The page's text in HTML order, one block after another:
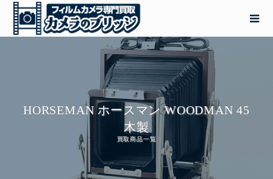
HORSEMAN ホースマン WOODMAN 45
木製
買取商品一覧